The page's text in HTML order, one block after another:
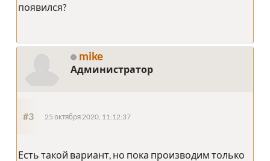
появился?
mike
Администратор
#3 25 октября 2020, 11:12:37
Есть такой вариант, но пока производим только